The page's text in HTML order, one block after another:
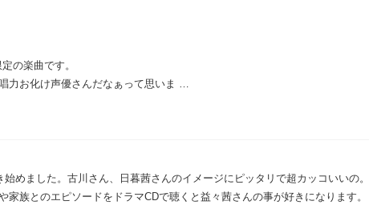
の楽曲です。
力お化け声優さんだなぁって思いま …
めました。古川さん、日暮茜さんのイメージにピッタリで超カッコいいの
族とのエピソードをドラマCDで聴くと益々茜さんの事が好きになります。